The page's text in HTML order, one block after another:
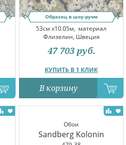
Образец в шоу-руме
53см x10.05м, материал
Флизелин, Швеция
КУПИТЬ В 1 КЛИК
47 703 руб.
В корзину
Обои
Sandberg Kolonin